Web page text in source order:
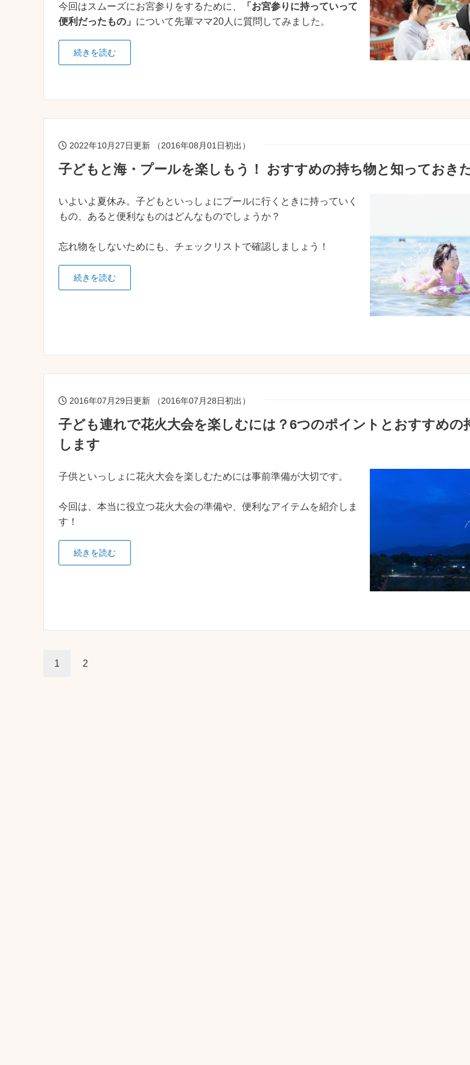
今回はスムーズにお宮参りをするために、
「お宮参りに持っていって
便利だったもの」 について先輩ママ20人に質問してみました。
続きを読む
2022年10月27日更新 （2016年08月01日初出）
子どもと海・プールを楽しもう！ おすすめの持ち物と知っておき
いよいよ夏休み。子どもといっしょにプールに行くときに持っていく
もの、あると便利なものはどんなものでしょうか？
忘れ物をしないためにも、チェックリストで確認しましょう！
続きを読む
2016年07月29日更新 （2016年07月28日初出）
子ども連れで花火大会を楽しむには？6つのポイントとおすすめの
します
子供といっしょに花火大会を楽しむためには事前準備が大切です。
今回は、本当に役立つ花火大会の準備や、便利なアイテムを紹介しま
す！
続きを読む
1 2